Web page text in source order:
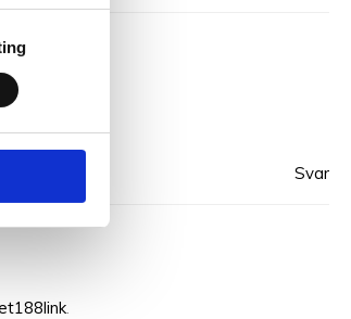
Svar
.